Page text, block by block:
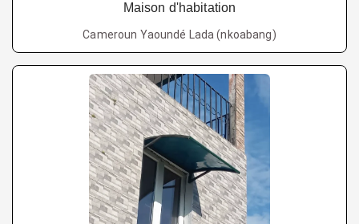
Maison d'habitation
Cameroun Yaoundé Lada (nkoabang)